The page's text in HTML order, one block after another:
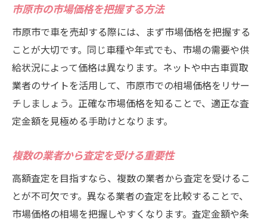
市原市の市場価格を把握する方法
市原市で車を売却する際には、まず市場価格を把握する
ことが大切です。同じ車種や年式でも、市場の需要や供
給状況によって価格は異なります。ネットや中古車買取
業者のサイトを活用して、市原市での相場価格をリサー
チしましょう。正確な市場価格を知ることで、適正な査
定金額を見極める手助けとなります。
複数の業者から査定を受ける重要性
高額査定を目指すなら、複数の業者から査定を受けるこ
とが不可欠です。異なる業者の査定を比較することで、
市場価格の相場を把握しやすくなります。査定金額や条